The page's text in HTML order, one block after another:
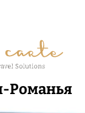
Романья